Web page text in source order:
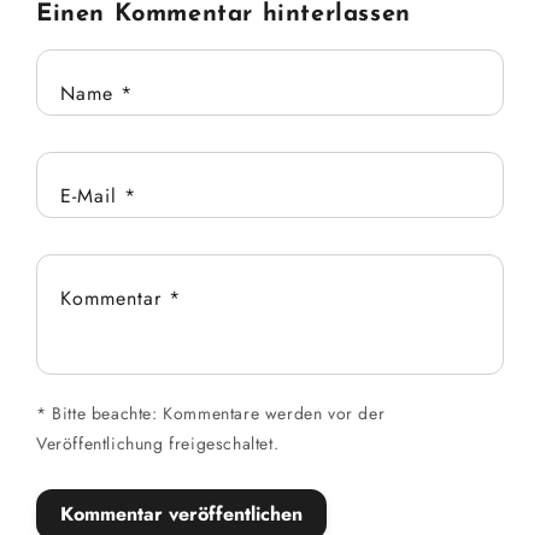
Einen Kommentar hinterlassen
Name *
E-Mail *
Kommentar *
* Bitte beachte: Kommentare werden vor der
Veröffentlichung freigeschaltet.